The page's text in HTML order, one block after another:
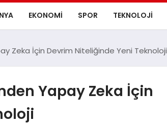
EKONOMI SPOR TEKNOLOJI
Zeka İçin Devrim Niteliğinde Yeni Teknoloji
Yapay Zeka İçin